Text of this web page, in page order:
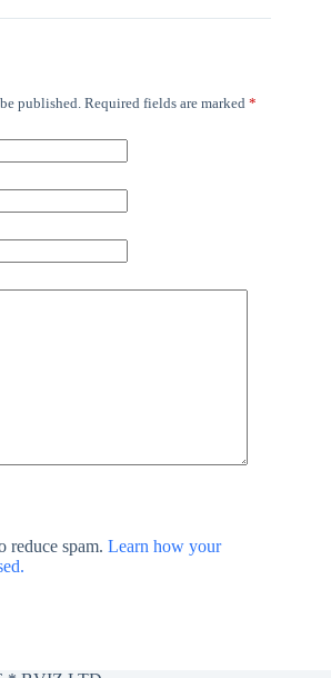
published. Required fields are marked *
reduce spam. Learn how your